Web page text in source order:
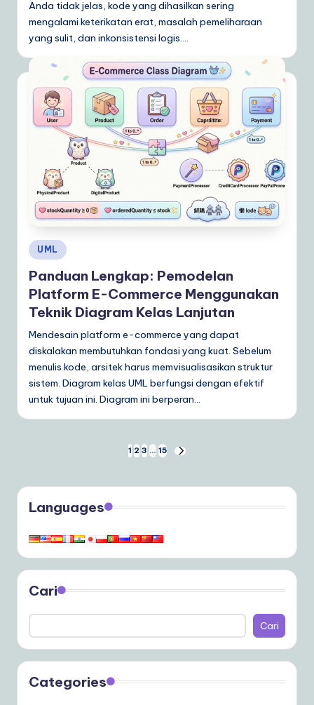
Anda tidak jelas, kode yang dihasilkan sering
mengalami keterikatan erat, masalah pemeliharaan
yang sulit, dan inkonsistensi logis.…
Posted
in
UML
Panduan Lengkap: Pemodelan
Platform E-Commerce Menggunakan
Teknik Diagram Kelas Lanjutan
Mendesain platform e-commerce yang dapat
diskalakan membutuhkan fondasi yang kuat. Sebelum
menulis kode, arsitek harus memvisualisasikan struktur
sistem. Diagram kelas UML berfungsi dengan efektif
untuk tujuan ini. Diagram ini berperan…
pos
1 2 3 … 15
NEXT
Languages
Cari
Cari
Categories